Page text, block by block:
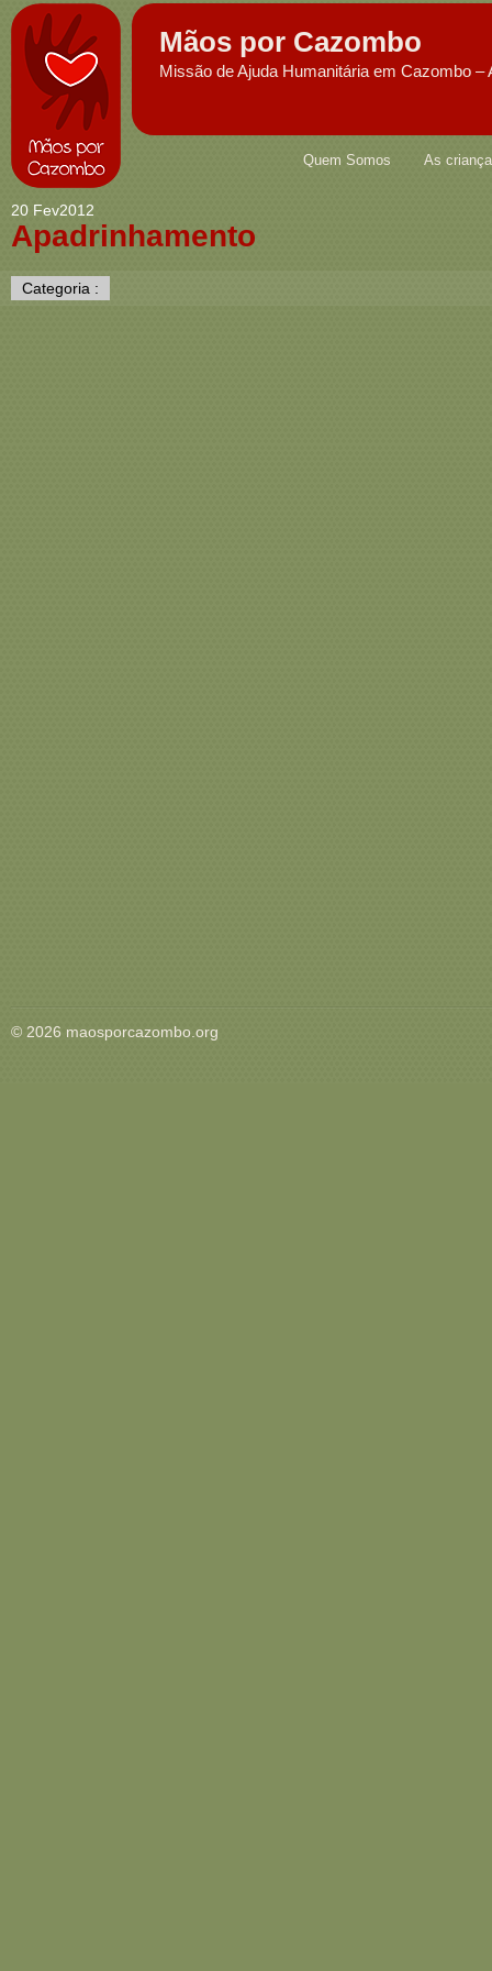
Mãos por Cazombo
Missão de Ajuda Humanitária em Cazombo –
Quem Somos As
20 Fev2012
Apadrinhamento
Categoria :
© 2026 maosporcazombo.org